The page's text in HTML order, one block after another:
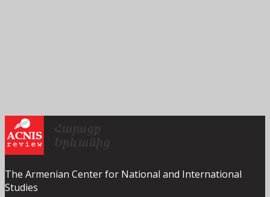
The Armenian Center for National and International
Studies